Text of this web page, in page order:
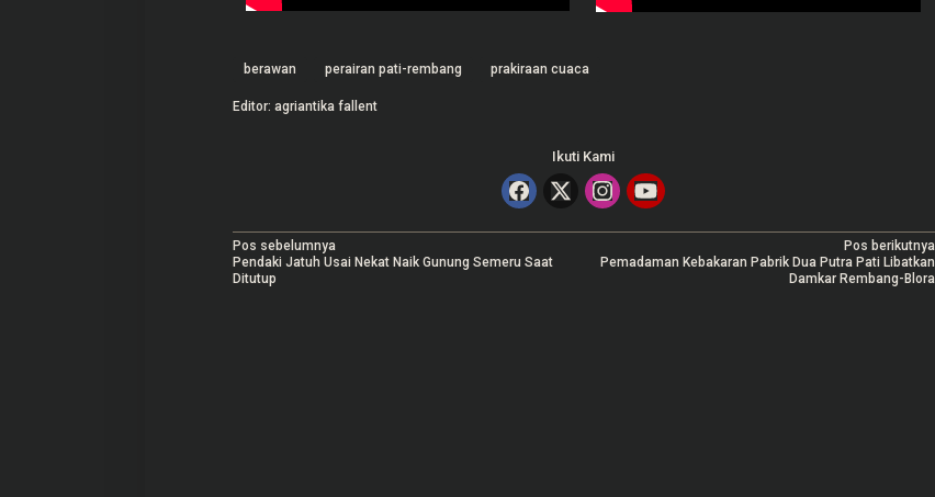
berawan perairan pati-rembang prakiraan cuaca
Editor: agriantika fallent
Ikuti Kami
N
a
Pos sebelumnya
Pendaki Jatuh Usai Nekat Naik Gunung Semeru Saat
Ditutup
Pos berikutnya
Pemadaman Kebakaran Pabrik Dua Putra Pati Libatkan
Damkar Rembang-Blora